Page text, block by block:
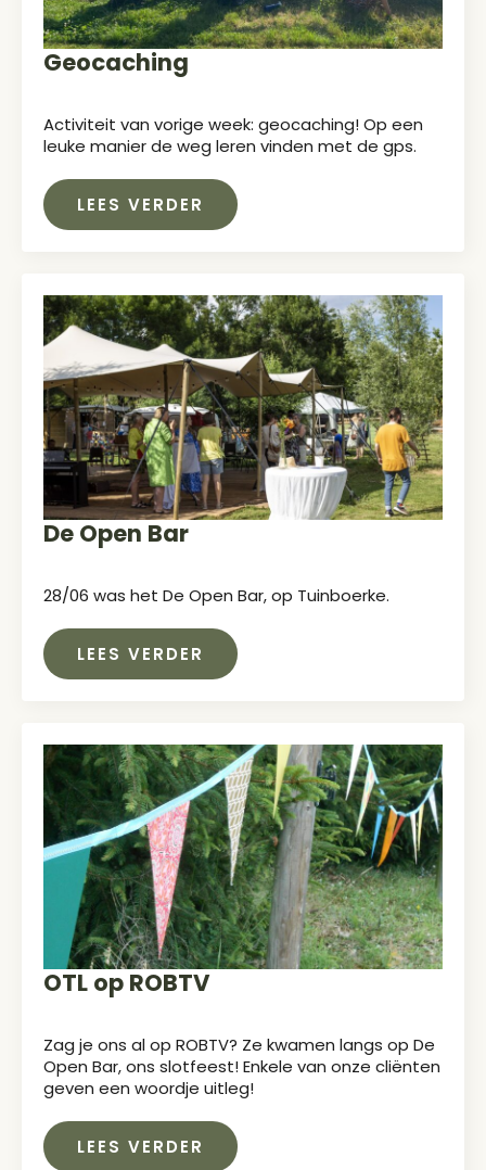
Geocaching
Activiteit van vorige week: geocaching! Op een
leuke manier de weg leren vinden met de gps.
LEES VERDER
De Open Bar
28/06 was het De Open Bar, op Tuinboerke.
LEES VERDER
OTL op ROBTV
Zag je ons al op ROBTV? Ze kwamen langs op De
Open Bar, ons slotfeest! Enkele van onze cliënten
geven een woordje uitleg!
LEES VERDER